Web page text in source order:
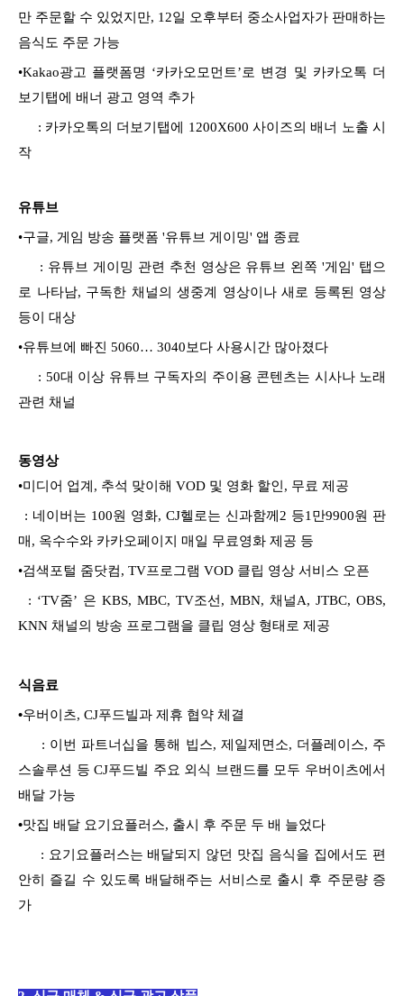
만 주문할 수 있었지만, 12일 오후부터 중소사업자가 판매하는
음식도 주문 가능
•Kakao광고 플랫폼명 ‘카카오모먼트’로 변경 및 카카오톡 더
보기탭에 배너 광고 영역 추가
: 카카오톡의 더보기탭에 1200X600 사이즈의 배너 노출 시
작
유튜브
•구글, 게임 방송 플랫폼 '유튜브 게이밍' 앱 종료
: 유튜브 게이밍 관련 추천 영상은 유튜브 왼쪽 '게임' 탭으
로 나타남, 구독한 채널의 생중계 영상이나 새로 등록된 영상
등이 대상
•유튜브에 빠진 5060… 3040보다 사용시간 많아졌다
: 50대 이상 유튜브 구독자의 주이용 콘텐츠는 시사나 노래
관련 채널
동영상
•미디어 업계, 추석 맞이해 VOD 및 영화 할인, 무료 제공
: 네이버는 100원 영화, CJ헬로는 신과함께2 등1만9900원 판
매, 옥수수와 카카오페이지 매일 무료영화 제공 등
•검색포털 줌닷컴, TV프로그램 VOD 클립 영상 서비스 오픈
: ‘TV줌’ 은 KBS, MBC, TV조선, MBN, 채널A, JTBC, OBS,
KNN 채널의 방송 프로그램을 클립 영상 형태로 제공
식음료
•우버이츠, CJ푸드빌과 제휴 협약 체결
: 이번 파트너십을 통해 빕스, 제일제면소, 더플레이스, 주
스솔루션 등 CJ푸드빌 주요 외식 브랜드를 모두 우버이츠에서
배달 가능
•맛집 배달 요기요플러스, 출시 후 주문 두 배 늘었다
: 요기요플러스는 배달되지 않던 맛집 음식을 집에서도 편
안히 즐길 수 있도록 배달해주는 서비스로 출시 후 주문량 증
가